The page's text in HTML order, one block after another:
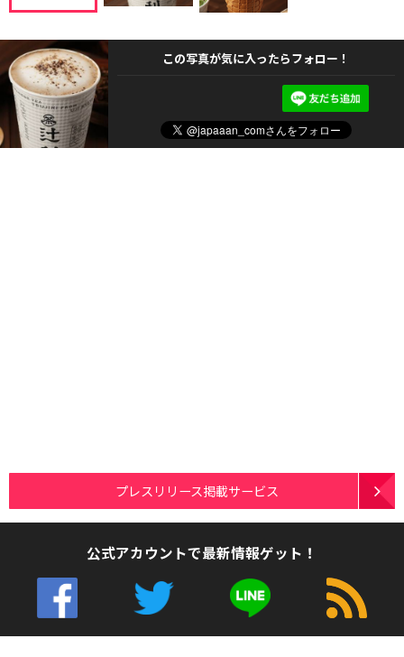
この写真が気に入ったらフォロー！
プレスリリース掲載サービス
公式アカウントで最新情報ゲット！